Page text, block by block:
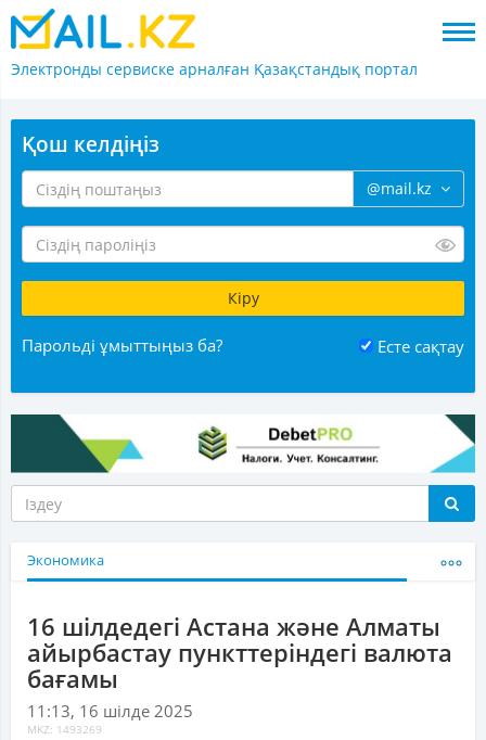
Электронды сервиске арналған Қазақстандық портал
Қош келдіңіз
@mail.kz
Парольді ұмыттыңыз ба? Есте сақтау
Экономика
16 шілдедегі Астана және Алматы
айырбастау пункттеріндегі валюта
бағамы
11:13, 16 шілде 2025
MKZ: 1493269